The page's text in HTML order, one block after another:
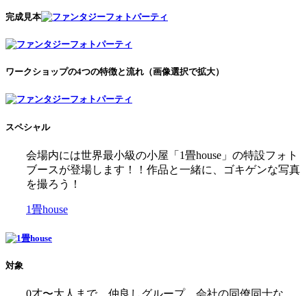
完成見本
ワークショップの4つの特徴と流れ（画像選択で拡大）
スペシャル
会場内には世界最小級の小屋「1畳house」の特設フォト
ブースが登場します！！作品と一緒に、ゴキゲンな写真
を撮ろう！
1畳house
対象